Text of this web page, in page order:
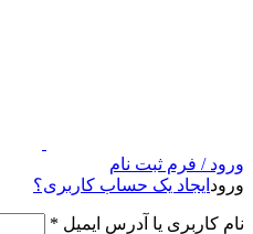
ورود / فرم ثبت نام
ورود ایجاد یک حساب کاربری؟
نام کاربری یا آدرس ایمیل *